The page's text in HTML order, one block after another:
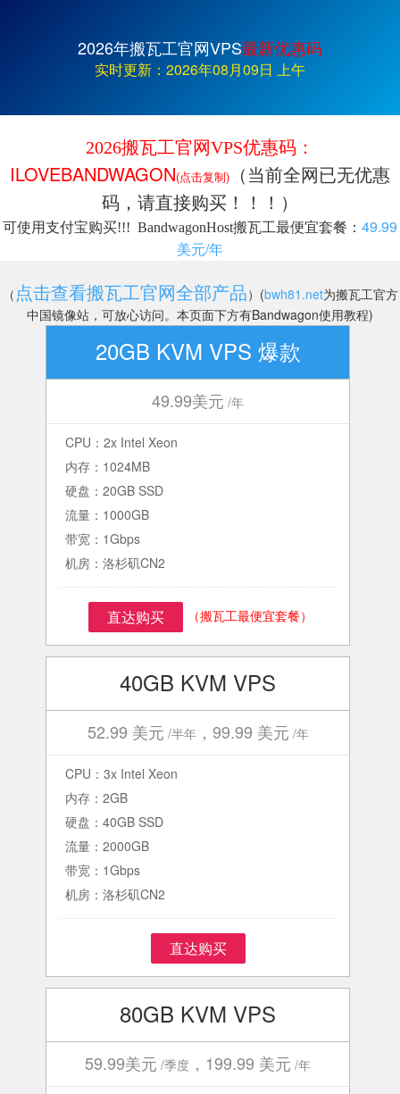
2026年搬瓦工官网VPS最新优惠码
实时更新： 2026年08月09日 上午
2026搬瓦工官网VPS优惠码：
ILOVEBANDWAGON(点击复制) （当前全网已无优惠
码，请直接购买！！！）
可使用支付宝购买!!! BandwagonHost搬瓦工最便宜套餐： 49.99
美元/年
（ 点击查看搬瓦工官网全部产品）(bwh81.net为搬瓦工官方
中国镜像站，可放心访问。本页面下方有Bandwagon使用教程)
20GB KVM VPS 爆款
49.99美元 /年
CPU：2x Intel Xeon
内存：1024MB
硬盘：20GB SSD
流量：1000GB
带宽：1Gbps
机房：洛杉矶CN2
直达购买 （搬瓦工最便宜套餐）
40GB KVM VPS
52.99 美元 /半年，99.99 美元 /年
CPU：3x Intel Xeon
内存：2GB
硬盘：40GB SSD
流量：2000GB
带宽：1Gbps
机房：洛杉矶CN2
直达购买
80GB KVM VPS
59.99美元 /季度 ，199.99 美元 /年